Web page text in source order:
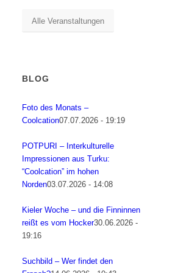
Alle Veranstaltungen
BLOG
Foto des Monats –
Coolcation07.07.2026 - 19:19
POTPURI – Interkulturelle
Impressionen aus Turku:
“Coolcation” im hohen
Norden03.07.2026 - 14:08
Kieler Woche – und die Finninnen
reißt es vom Hocker30.06.2026 -
19:16
Suchbild – Wer findet den